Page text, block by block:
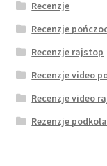
Recenzje
Recenzje
Recenzje rajstop
Recenzje video
Recenzje video
Rezenzje